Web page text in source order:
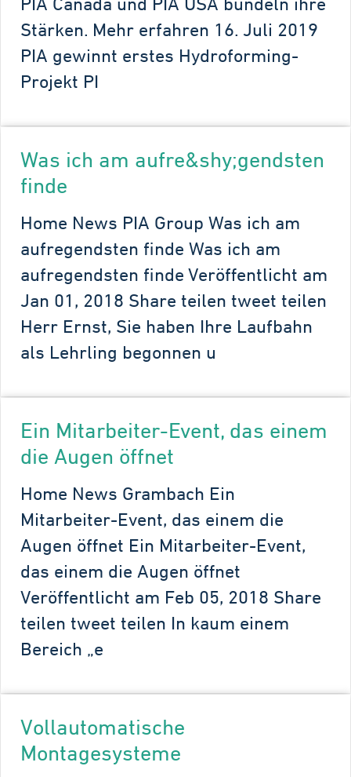
Stärken. Mehr erfahren 16. Juli 2019
PIA gewinnt erstes Hydroforming-
Projekt PI
Was ich am aufre&shy;gendsten
finde
Home News PIA Group Was ich am
aufre­gendsten finde Was ich am
aufre­gendsten finde Veröffentlicht am
Jan 01, 2018 Share teilen tweet teilen
Herr Ernst, Sie haben Ihre Laufbahn
als Lehrling begonnen u
Ein Mitarbeiter-Event, das einem
die Augen öffnet
Home News Grambach Ein
Mitarbeiter-Event, das einem die
Augen öffnet Ein Mitarbeiter-Event,
das einem die Augen öffnet
Veröffentlicht am Feb 05, 2018 Share
teilen tweet teilen In kaum einem
Bereich „e
Vollautomatische
Montagesysteme